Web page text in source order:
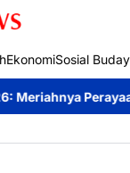
EkonomiSosial
Bhayangkara